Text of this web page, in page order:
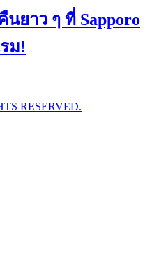
นยาว ๆ ที่ Sapporo
ม!
RESERVED.